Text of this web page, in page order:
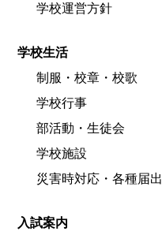
学校運営方針
学校生活
制服・校章・校歌
学校行事
部活動・生徒会
学校施設
災害時対応・各種届出
入試案内